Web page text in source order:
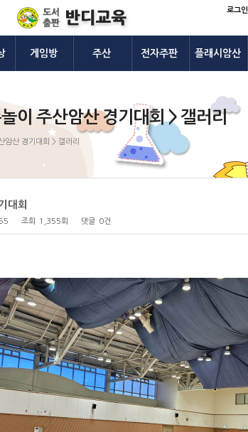
로그인
게임방 주산 전자주판 플래시암산
이 주산암산 경기대회 > 갤러리
암산 경기대회 > 갤러리
대회
조회 1,355회 댓글 0건